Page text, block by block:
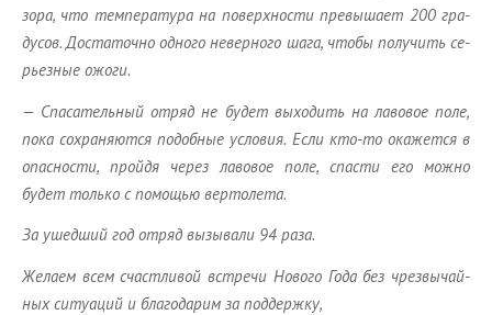
зо­ра, что тем­пе­ра­ту­ра на по­верх­но­сти пре­вы­ша­ет 200 гра­
ду­сов. До­ста­точ­но од­но­го невер­но­го шага, чтобы по­лу­чить се­
рьез­ные ожоги.
— Спа­са­тель­ный отряд не будет вы­хо­дить на ла­во­вое поле,
пока со­хра­ня­ют­ся по­доб­ные усло­вия. Если кто-то ока­жет­ся в
опас­но­сти, прой­дя через ла­во­вое поле, спа­сти его можно
будет толь­ко с по­мо­щью вер­то­ле­та.
За ушед­ший год отряд вы­зы­ва­ли 94 раза.
Же­ла­ем всем счаст­ли­вой встре­чи Но­во­го Года без чрез­вы­чай­
ных си­ту­а­ций и бла­го­да­рим за под­держ­ку,